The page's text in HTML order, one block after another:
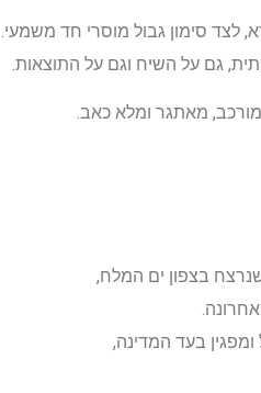
סימון גבול מוסרי חד משמעי.
גם על השיח וגם על התוצאות.
מאתגר ומלא כאב.
בצפון ים המלח,
בעד המדינה,